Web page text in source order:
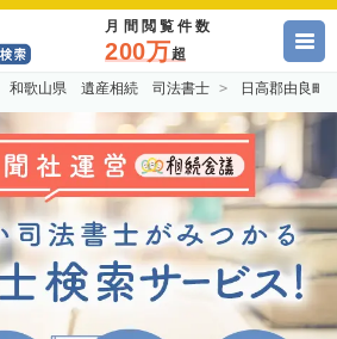
月間閲覧件数
200万超
和歌山県 遺産相続 司法書士 日高郡由良